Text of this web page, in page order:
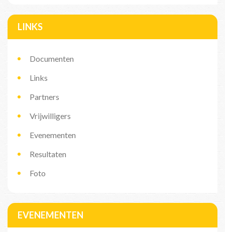
LINKS
Documenten
Links
Partners
Vrijwilligers
Evenementen
Resultaten
Foto
EVENEMENTEN